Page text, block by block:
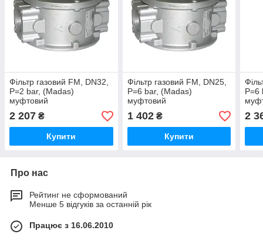
Фільтр газовий FM, DN32,
P=2 bar, (Madas)
муфтовий
2 207 ₴
Купити
Фільтр газовий FM, DN25,
P=6 bar, (Madas)
муфтовий
1 402₴
Купити
P=6
2
Про нас
Рейтинг не сформований
Менше 5 відгуків за останній рік
Працює з 16.06.2010